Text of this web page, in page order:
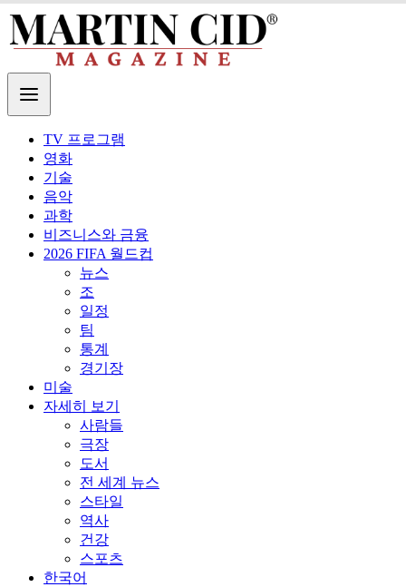
TV 프로그램
영화
기술
음악
과학
비즈니스와 금융
2026 FIFA 월드컵
뉴스
조
일정
팀
통계
경기장
미술
자세히 보기
사람들
극장
도서
전 세계 뉴스
스타일
역사
건강
스포츠
한국어